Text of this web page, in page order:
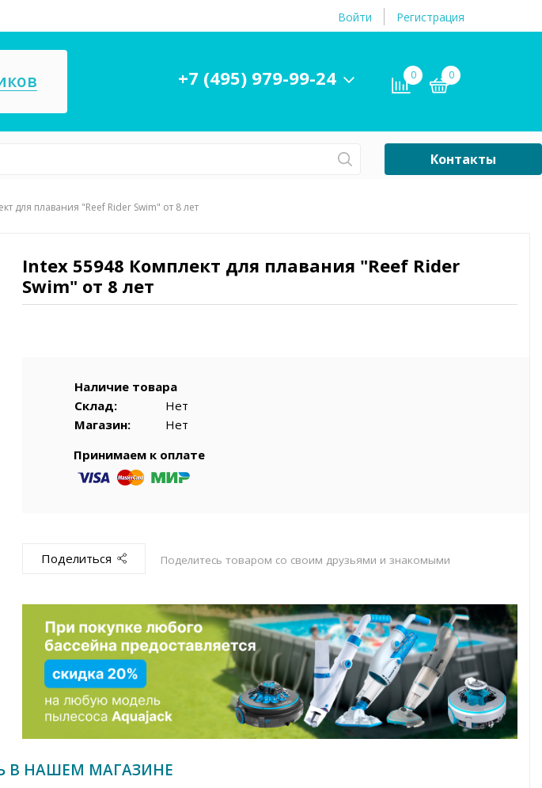
Войти Регистрация
+7 (495) 979-99-24 0 0
СПА
игрушки
принадлежности
Запчасти для бассейнов
Контакты
для плавания "Reef Rider Swim" от 8 лет
Intex 55948 Комплект для плавания "Reef Rider
Swim" от 8 лет
Наличие товара
Склад:
Нет
Магазин:
Нет
Принимаем к оплате
Поделиться Поделитесь товаром со своим друзьями и знакомыми
В НАШЕМ МАГАЗИНЕ